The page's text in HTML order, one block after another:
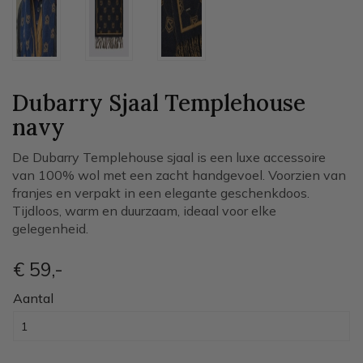
Dubarry Sjaal Templehouse
navy
De Dubarry Templehouse sjaal is een luxe accessoire
van 100% wol met een zacht handgevoel. Voorzien van
franjes en verpakt in een elegante geschenkdoos.
Tijdloos, warm en duurzaam, ideaal voor elke
gelegenheid.
€ 59,-
Aantal